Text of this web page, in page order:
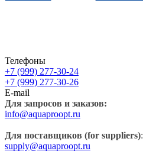
Телефоны
+7 (999) 277-30-24
+7 (999) 277-30-26
E-mail
Для запросов и заказов:
info@aquaproopt.ru
Для поставщиков (for suppliers):
supply@aquaproopt.ru